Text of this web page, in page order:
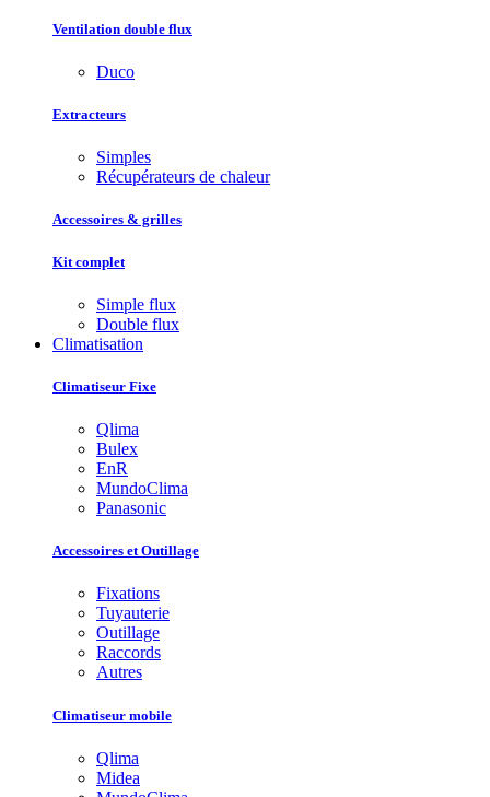
Ventilation double flux
Duco
Extracteurs
Simples
Récupérateurs de chaleur
Accessoires & grilles
Kit complet
Simple flux
Double flux
Climatisation
Climatiseur Fixe
Qlima
Bulex
EnR
MundoClima
Panasonic
Accessoires et Outillage
Fixations
Tuyauterie
Outillage
Raccords
Autres
Climatiseur mobile
Qlima
Midea